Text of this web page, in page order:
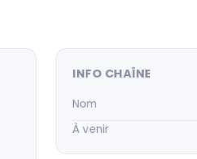
INFO CHAÎNE
Nom
À venir